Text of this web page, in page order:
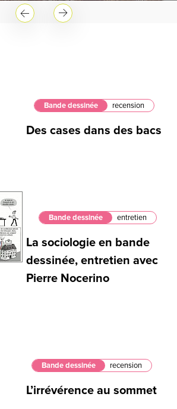
Bande dessinée recension
Des cases dans des bacs
Bande dessinée entretien
La sociologie en bande
dessinée, entretien avec
Pierre Nocerino
Bande dessinée recension
L’irrévérence au sommet